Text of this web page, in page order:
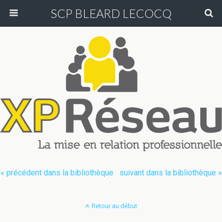
SCP BLEARD LECOCQ
« précédent dans la bibliothèque suivant dans la bibliothèque »
Retour au début